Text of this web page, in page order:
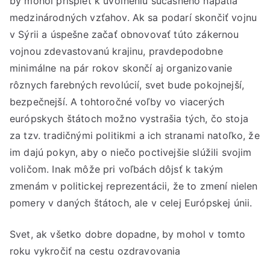
medzinárodných vzťahov. Ak sa podarí skončiť vojnu
v Sýrii a úspešne začať obnovovať túto zákernou
vojnou zdevastovanú krajinu, pravdepodobne
minimálne na pár rokov skončí aj organizovanie
rôznych farebných revolúcií, svet bude pokojnejší,
bezpečnejší. A tohtoročné voľby vo viacerých
európskych štátoch možno vystrašia tých, čo stoja
za tzv. tradičnými politikmi a ich stranami natoľko, že
im dajú pokyn, aby o niečo poctivejšie slúžili svojim
voličom. Inak môže pri voľbách dôjsť k takým
zmenám v politickej reprezentácii, že to zmení nielen
pomery v daných štátoch, ale v celej Európskej únii.
Svet, ak všetko dobre dopadne, by mohol v tomto
roku vykročiť na cestu ozdravovania